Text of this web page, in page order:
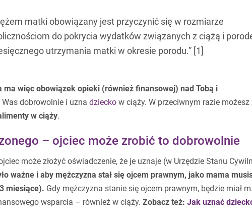
matki obowiązany jest przyczynić się w rozmiarze
do pokrycia wydatków związanych z ciążą i
utrzymania matki w okresie porodu.” [1]
ma więc obowiązek opieki (również finansowej) nad Tobą i
dobrowolnie i uzna dziecko w ciąży. W przeciwnym razie możesz
w ciąży.
– ojciec może zrobić to dobrowolnie
może złożyć oświadczenie, że je uznaje (w Urzędzie Stanu
ważne i aby mężczyzna stał się ojcem prawnym, jako mama
miesiące). Gdy mężczyzna stanie się ojcem prawnym, będzie miał
wsparcia – również w ciąży. Zobacz też: Jak uznać